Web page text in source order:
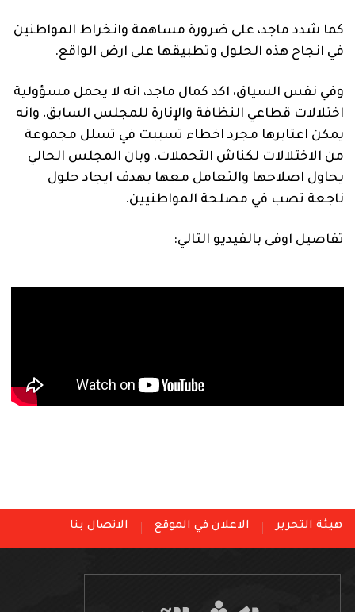
كما شدد ماجد، على ضرورة مساهمة وانخراط المواطنين
في انجاح هذه الحلول وتطبيقها على ارض الواقع.
وفي نفس السياق، اكد كمال ماجد، انه لا يحمل مسؤولية
اختلالات قطاعي النظافة والإنارة للمجلس السابق، وانه
يمكن اعتابرها مجرد اخطاء تسببت في تسلل مجموعة
من الاختلالات لكناش التحملات، وبان المجلس الحالي
يحاول اصلاحها والتعامل معها بهدف ايجاد حلول
ناجعة تصب في مصلحة المواطنيين.
تفاصيل اوفى بالفيديو التالي:
هيئة التحرير الاعلان في الموقع الاتصال بنا